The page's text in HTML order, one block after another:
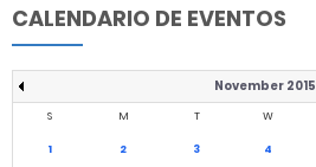
CALENDARIO DE EVENTOS
November 2015
S M T W
1 2 3 4